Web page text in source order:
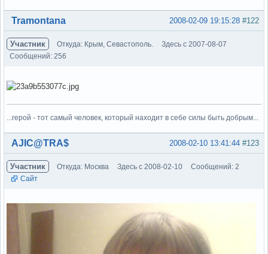
Вне форума #122
2008-02-09 19:15:28
Tramontana
Участник Откуда: Крым, Севастополь.
Здесь с 2007-08-07
Сообщений: 256
...герой - тот самый человек, который находит в себе силы быть добрым...
Вне форума #123
2008-02-10 13:41:44
AJIC@TRA$
Участник Откуда: Москва Здесь с 2008-02-10
Сообщений: 2
Сайт